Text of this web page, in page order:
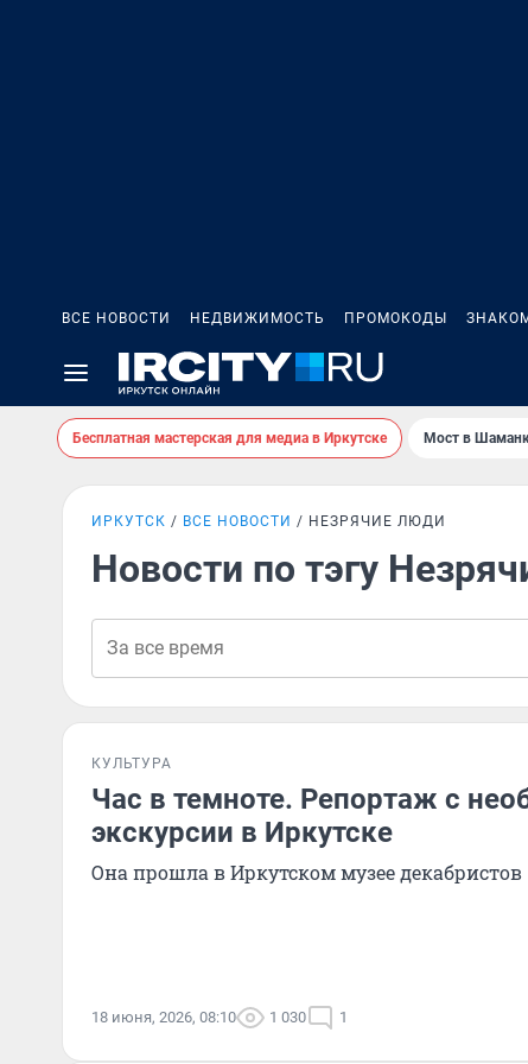
ВСЕ НОВОСТИ НЕДВИЖИМОСТЬ ПРОМОКОДЫ
Бесплатная мастерская для медиа в Иркутске Мост в
ИРКУТСК ВСЕ НОВОСТИ НЕЗРЯЧИЕ ЛЮДИ
Новости по тэгу
КУЛЬТУРА
Час в темноте. Репортаж с
экскурсии в Иркутске
Она прошла в Иркутском музее декабристов
18 июня, 2026, 08:10 1 030 1